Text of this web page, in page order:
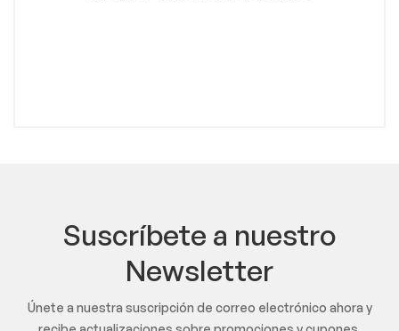
Suscríbete a nuestro
Newsletter
Únete a nuestra suscripción de correo electrónico ahora y